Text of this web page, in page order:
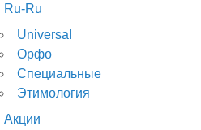
Ru-Ru
Universal
Орфо
Специальные
Этимология
Акции